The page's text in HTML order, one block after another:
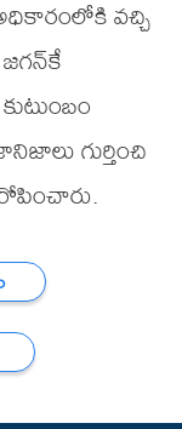
వచ్చి
జగన్‌కే
గుర్తించి